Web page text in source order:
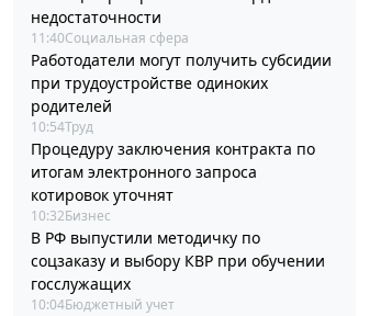
недостаточности
11:40Социальная сфера
Работодатели могут получить субсидии
при трудоустройстве одиноких
родителей
10:54Труд
Процедуру заключения контракта по
итогам электронного запроса
котировок уточнят
10:32Бизнес
В РФ выпустили методичку по
соцзаказу и выбору КВР при обучении
госслужащих
10:04Бюджетный учет